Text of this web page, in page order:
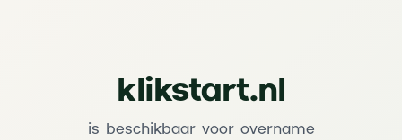
klikstart.nl
is beschikbaar voor overname